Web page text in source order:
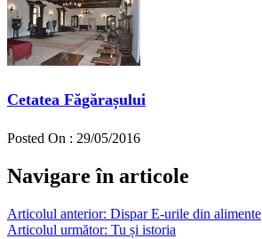
Cetatea Făgărașului
Posted On : 29/05/2016
Navigare în articole
Articolul anterior: Dispar E-urile din alimente
Articolul următor: Tu și istoria